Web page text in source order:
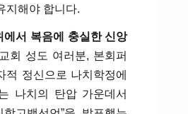
지해야 합니다.
에서 복음에 충실한 신앙
회 성도 여러분, 본회퍼
적 정신으로 나치학정에
나치의 탄압 가운데서